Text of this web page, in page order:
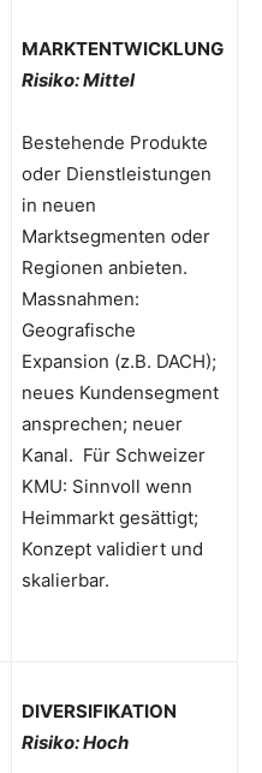
MARKTENTWICKLUNG
Risiko: Mittel
Bestehende Produkte
oder Dienstleistungen
in neuen
Marktsegmenten oder
Regionen anbieten.
Massnahmen:
Geografische
Expansion (z.B. DACH);
neues Kundensegment
ansprechen; neuer
Kanal. Für Schweizer
KMU: Sinnvoll wenn
Heimmarkt gesättigt;
Konzept validiert und
skalierbar.
DIVERSIFIKATION
Risiko: Hoch